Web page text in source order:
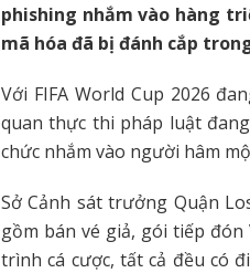
phishing nhắm vào hàng
mã hóa đã bị đánh cắp
Với FIFA World Cup 2026
quan thực thi pháp luật
chức nhắm vào người hâm
Sở Cảnh sát trưởng Quận
gồm bán vé giả, gói tiếp
trình cá cược, tất cả đều có